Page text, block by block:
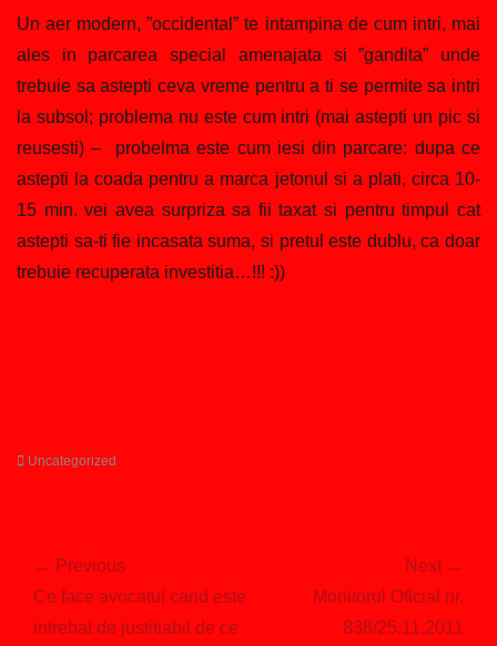
Un aer modern, ”occidental” te intampina de cum intri, mai
ales in parcarea special amenajata si ”gandita” unde
trebuie sa astepti ceva vreme pentru a ti se permite sa intri
la subsol; problema nu este cum intri (mai astepti un pic si
reusesti) – probelma este cum iesi din parcare: dupa ce
astepti la coada pentru a marca jetonul si a plati, circa 10-
15 min. vei avea surpriza sa fii taxat si pentru timpul cat
astepti sa-ti fie incasata suma, si pretul este dublu, ca doar
trebuie recuperata investitia…!!! :))
Categories
Uncategorized
navigation
← Previous
Previous
post:
Ce face avocatul cand este
intrebat de justitiabil de ce
Next →
Monitorul Oficial nr.
838/25.11.2011